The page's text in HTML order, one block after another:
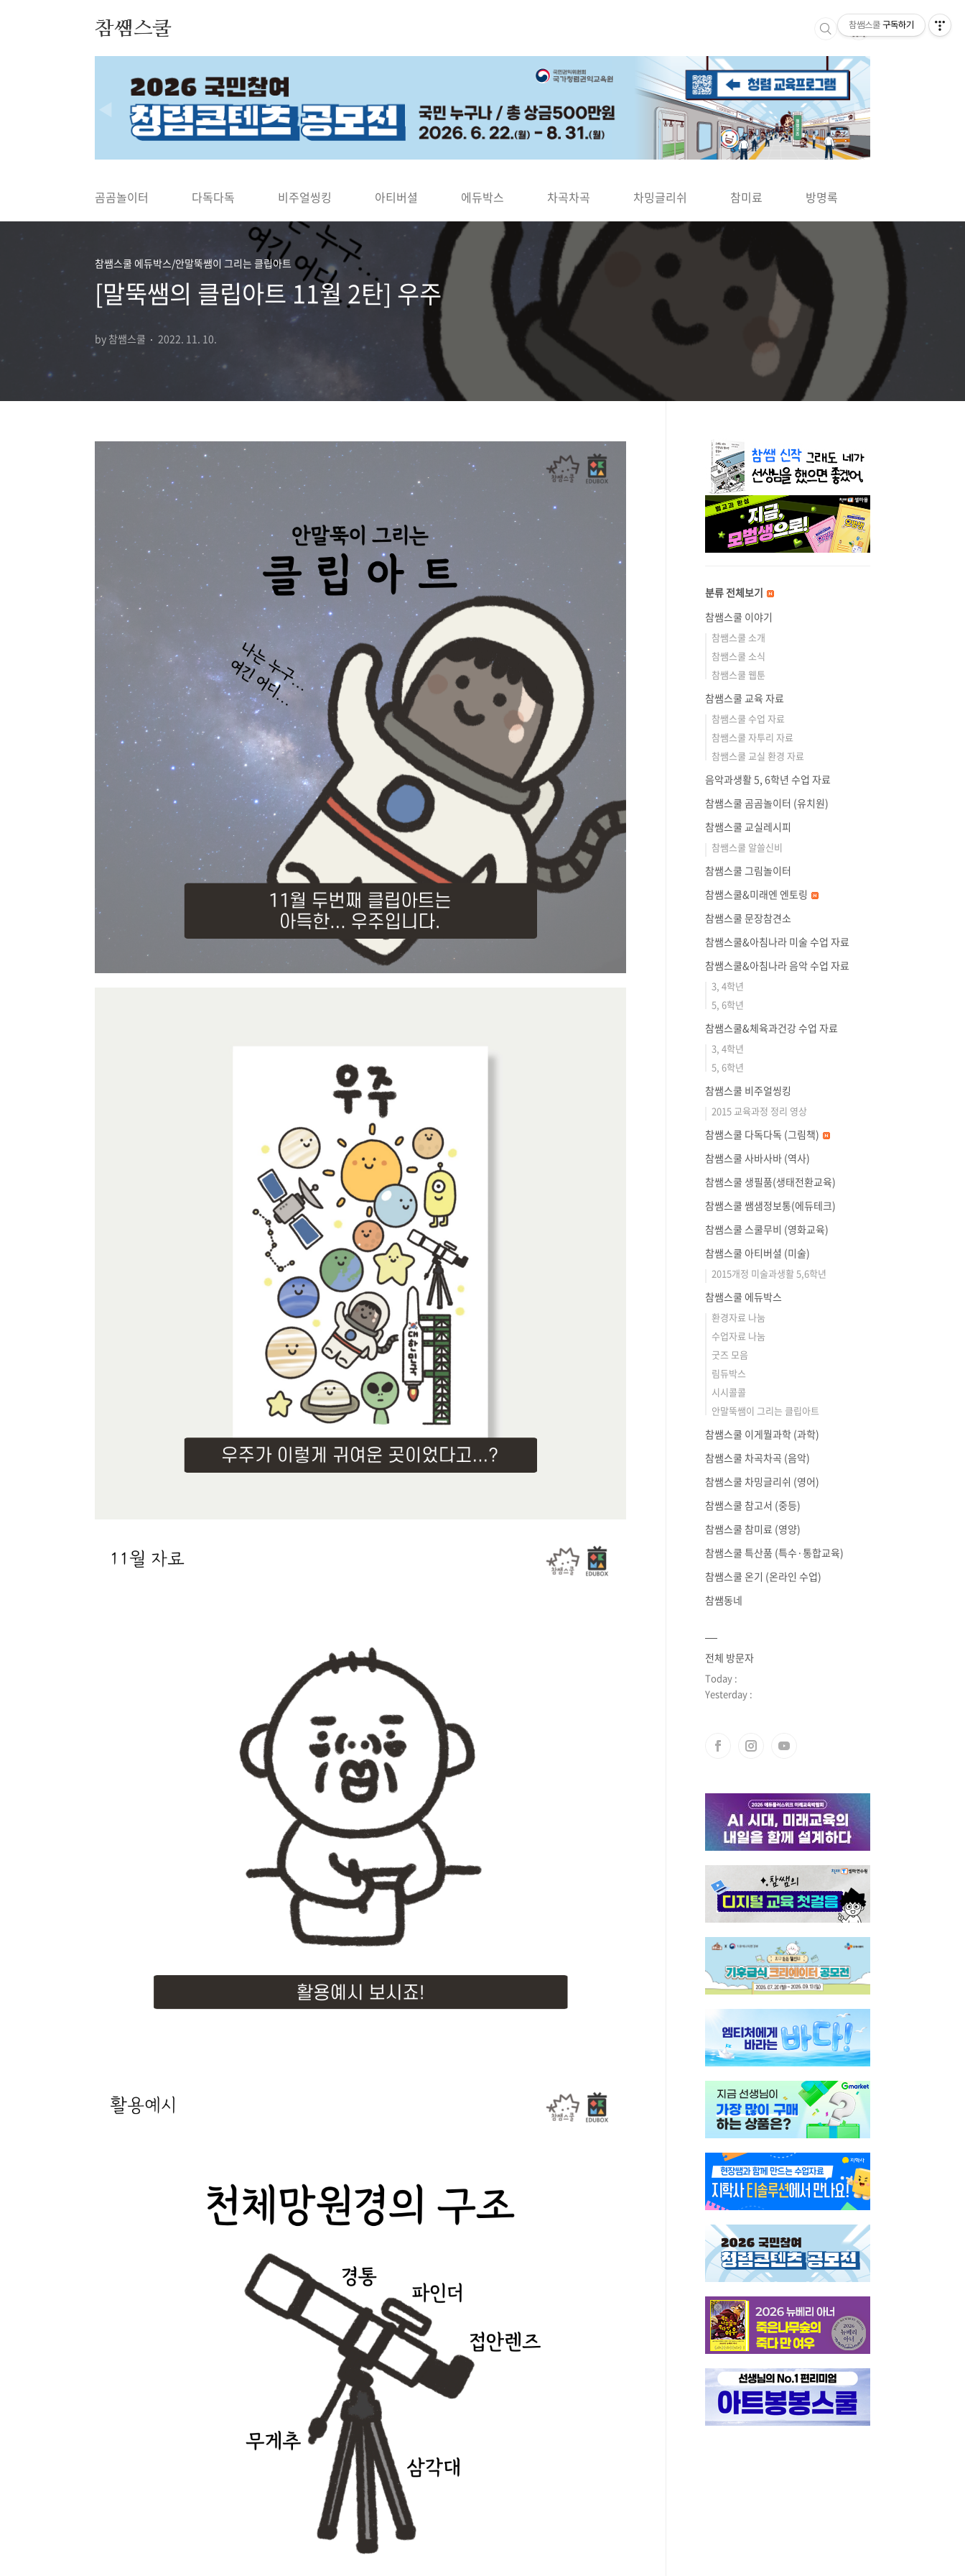
참쌤스쿨
▶
곰곰놀이터 다독다독 비주얼씽킹 아티버셜 에듀박스 차곡차곡 차밍글리쉬 참미료 방명록
참쌤스쿨 에듀박스/안말뚝쌤이 그리는 클립아트
[말뚝쌤의 클립아트 11월 2탄] 우주
by 참쌤스쿨 2022. 11. 10.
분류 전체보기
참쌤스쿨 이야기
참쌤스쿨 소개
참쌤스쿨 소식
참쌤스쿨 웹툰
참쌤스쿨 교육 자료
참쌤스쿨 수업 자료
참쌤스쿨 자투리 자료
참쌤스쿨 교실 환경 자료
음악과생활 5, 6학년 수업 자료
참쌤스쿨 곰곰놀이터 (유치원)
참쌤스쿨 교실레시피
참쌤스쿨 알쓸신비
참쌤스쿨 그림놀이터
참쌤스쿨&미래엔 엔토링
참쌤스쿨 문장참견소
참쌤스쿨&아침나라 미술 수업 자료
참쌤스쿨&아침나라 음악 수업 자료
3, 4학년
5, 6학년
참쌤스쿨&체육과건강 수업 자료
3, 4학년
5, 6학년
참쌤스쿨 비주얼씽킹
2015 교육과정 정리 영상
참쌤스쿨 다독다독 (그림책)
참쌤스쿨 사바사바 (역사)
참쌤스쿨 생필품(생태전환교육)
참쌤스쿨 쌤샘정보통(에듀테크)
참쌤스쿨 스쿨무비 (영화교육)
참쌤스쿨 아티버셜 (미술)
2015개정 미술과생활 5,6학년
참쌤스쿨 에듀박스
환경자료 나눔
수업자료 나눔
굿즈 모음
림듀박스
시시콜콜
안말뚝쌤이 그리는 클립아트
참쌤스쿨 이게뭘과학 (과학)
참쌤스쿨 차곡차곡 (음악)
참쌤스쿨 차밍글리쉬 (영어)
참쌤스쿨 참고서 (중등)
참쌤스쿨 참미료 (영양)
참쌤스쿨 특산품 (특수·통합교육)
참쌤스쿨 온기 (온라인 수업)
참쌤동네
전체 방문자
Today :
Yesterday :
참쌤스쿨 구독하기